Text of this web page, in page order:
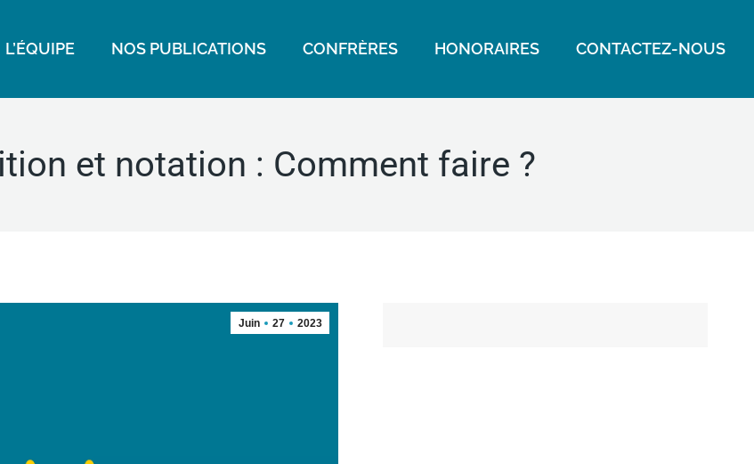
L’ÉQUIPE NOS PUBLICATIONS CONFRÈRES HONORAIRES CONTACTEZ-NOUS
et notation : Comment faire ?
Juin 27 2023